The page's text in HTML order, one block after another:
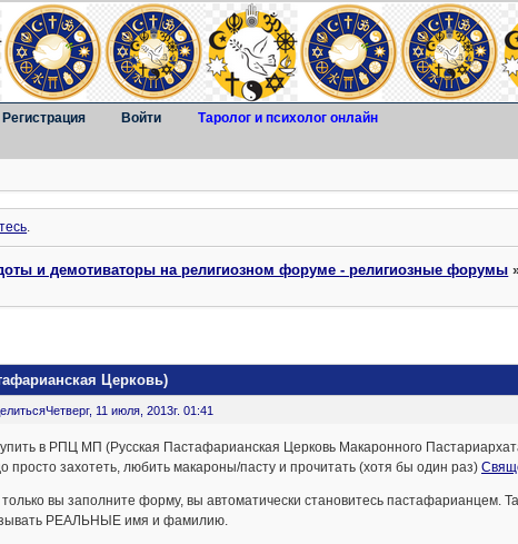
Регистрация Войти Таролог и психолог онлайн
.
и демотиваторы на религиозном форуме - религиозные форумы
Церковь)
Четверг, 11 июля, 2013г. 01:41
в РПЦ МП (Русская Пастафарианская Церковь Макаронного
просто захотеть, любить макароны/пасту и прочитать (хотя бы один раз)
только вы заполните форму, вы автоматически становитесь пастафарианцем.
РЕАЛЬНЫЕ имя и фамилию.